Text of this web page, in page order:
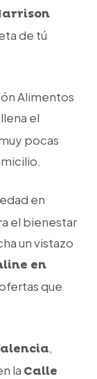
de tú
Alimentos
el
pocas
en
el bienestar
un vistazo
en
que
,
la Calle